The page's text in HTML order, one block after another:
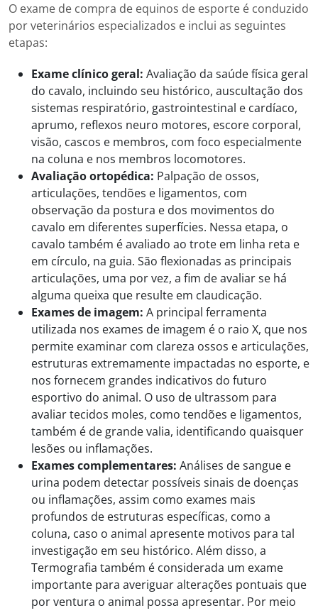
O exame de compra de equinos de esporte é conduzido
por veterinários especializados e inclui as seguintes
etapas:
Exame clínico geral: Avaliação da saúde física geral
do cavalo, incluindo seu histórico, auscultação dos
sistemas respiratório, gastrointestinal e cardíaco,
aprumo, reflexos neuro motores, escore corporal,
visão, cascos e membros, com foco especialmente
na coluna e nos membros locomotores.
Avaliação ortopédica: Palpação de ossos,
articulações, tendões e ligamentos, com
observação da postura e dos movimentos do
cavalo em diferentes superfícies. Nessa etapa, o
cavalo também é avaliado ao trote em linha reta e
em círculo, na guia. São flexionadas as principais
articulações, uma por vez, a fim de avaliar se há
alguma queixa que resulte em claudicação.
Exames de imagem: A principal ferramenta
utilizada nos exames de imagem é o raio X, que nos
permite examinar com clareza ossos e articulações,
estruturas extremamente impactadas no esporte, e
nos fornecem grandes indicativos do futuro
esportivo do animal. O uso de ultrassom para
avaliar tecidos moles, como tendões e ligamentos,
também é de grande valia, identificando quaisquer
lesões ou inflamações.
Exames complementares: Análises de sangue e
urina podem detectar possíveis sinais de doenças
ou inflamações, assim como exames mais
profundos de estruturas específicas, como a
coluna, caso o animal apresente motivos para tal
investigação em seu histórico. Além disso, a
Termografia também é considerada um exame
importante para averiguar alterações pontuais que
por ventura o animal possa apresentar. Por meio